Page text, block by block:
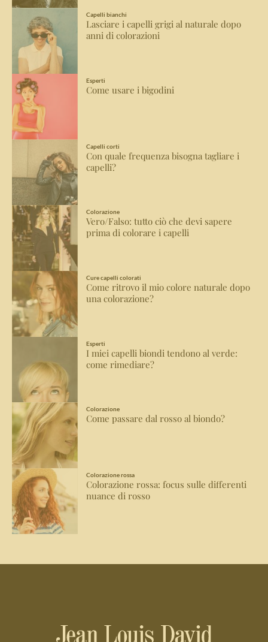
Capelli bianchi
Lasciare i capelli grigi al naturale dopo
anni di colorazioni
Esperti
Come usare i bigodini
Capelli corti
Con quale frequenza bisogna tagliare i
capelli?
Colorazione
Vero/Falso: tutto ciò che devi sapere
prima di colorare i capelli
Cure capelli colorati
Come ritrovo il mio colore naturale dopo
una colorazione?
Esperti
I miei capelli biondi tendono al verde:
come rimediare?
Colorazione
Come passare dal rosso al biondo?
Colorazione rossa
Colorazione rossa: focus sulle differenti
nuance di rosso